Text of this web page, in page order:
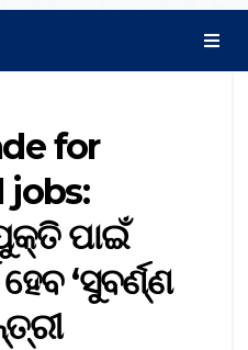
for
jobs:
ପାଇଁ
‘ସୁବର୍ଣ୍ଣ